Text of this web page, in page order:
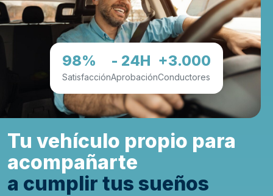
98%
Satisfacción
- 24H
Aprobación
+3.000
Conductores
Tu vehículo propio para
acompañarte
a cumplir tus sueños